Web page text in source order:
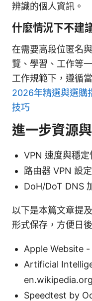
辨識的個人資訊。
什麼情況下不建
在需要高段位匿名
覽、學習、工作等
工作規範下，遵循
2026年精選與選購
技巧
進一步資源
VPN 速度與穩
路由器 VPN 設
DoH/DoT DNS
以下是本篇文章提
形式保存，方便日
Apple Website
Artificial
Speedtest by